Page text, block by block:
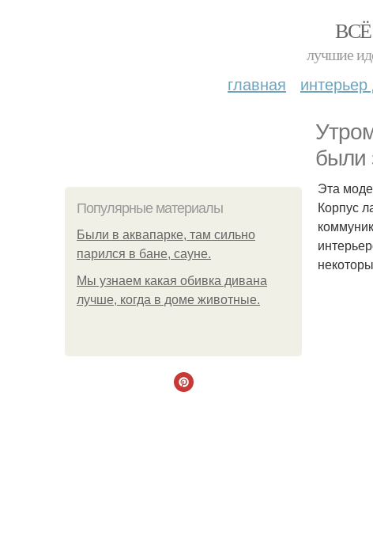
лучшие
главная
были
Популярные материалы
Были в аквапарке, там сильно
парился в бане, сауне.
Мы узнаем какая обивка дивана
лучше, когда в доме животные.
Эта
Корпус